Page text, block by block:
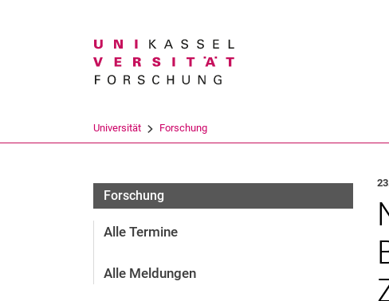
Universität Forschung
Forschung
Alle Termine
Alle Meldungen